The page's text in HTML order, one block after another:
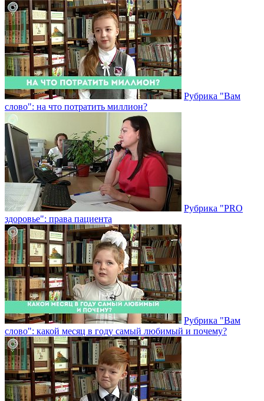
Рубрика "Вам
слово": на что потратить миллион?
Рубрика "PRO
здоровье": права пациента
Рубрика "Вам
слово": какой месяц в году самый любимый и почему?